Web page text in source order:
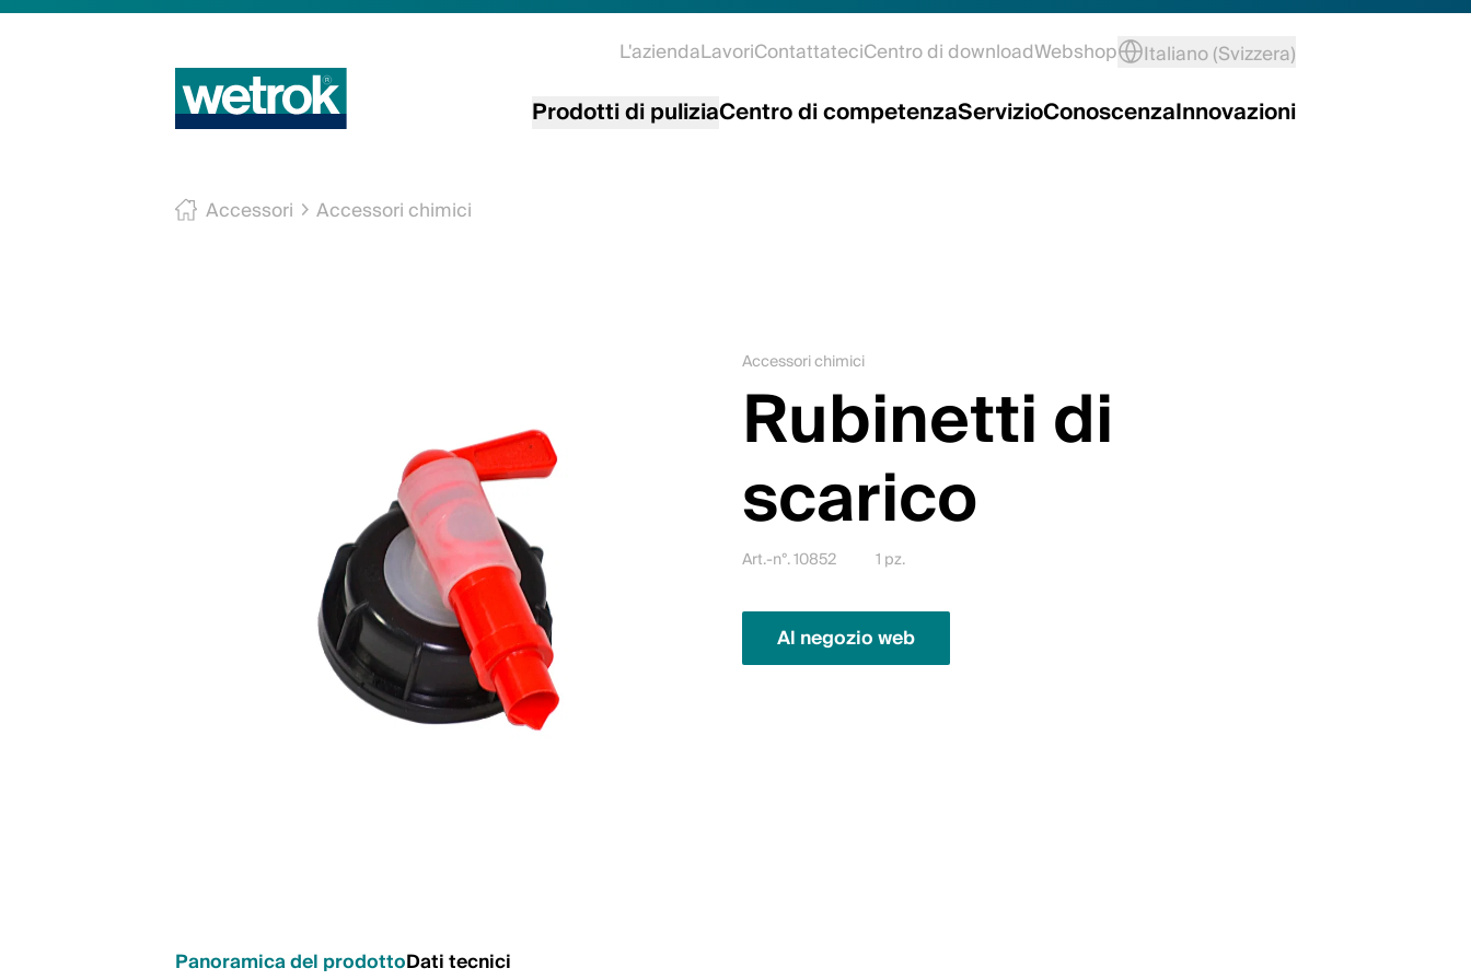
L'aziendaLavoriContattateciCentro di downloadWebshop Italiano (Svizzera)
Prodotti di puliziaCentro di competenzaServizioConoscenzaInnovazioni
Accessori Accessori chimici
Accessori chimici
Rubinetti di
scarico
Art.-n°. 10852 1 pz.
Al negozio web
Panoramica del prodottoDati tecnici